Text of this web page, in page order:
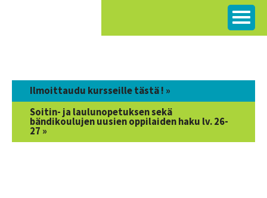
Ilmoittaudu kursseille tästä ! »
Soitin- ja laulunopetuksen sekä
bändikoulujen uusien oppilaiden haku lv. 26-
27 »